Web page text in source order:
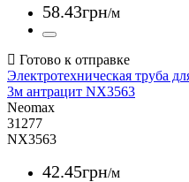
58.43грн/м
Электротехническая труба
3м антрацит NX3563
Neomax
31277
NX3563
42.45грн/м